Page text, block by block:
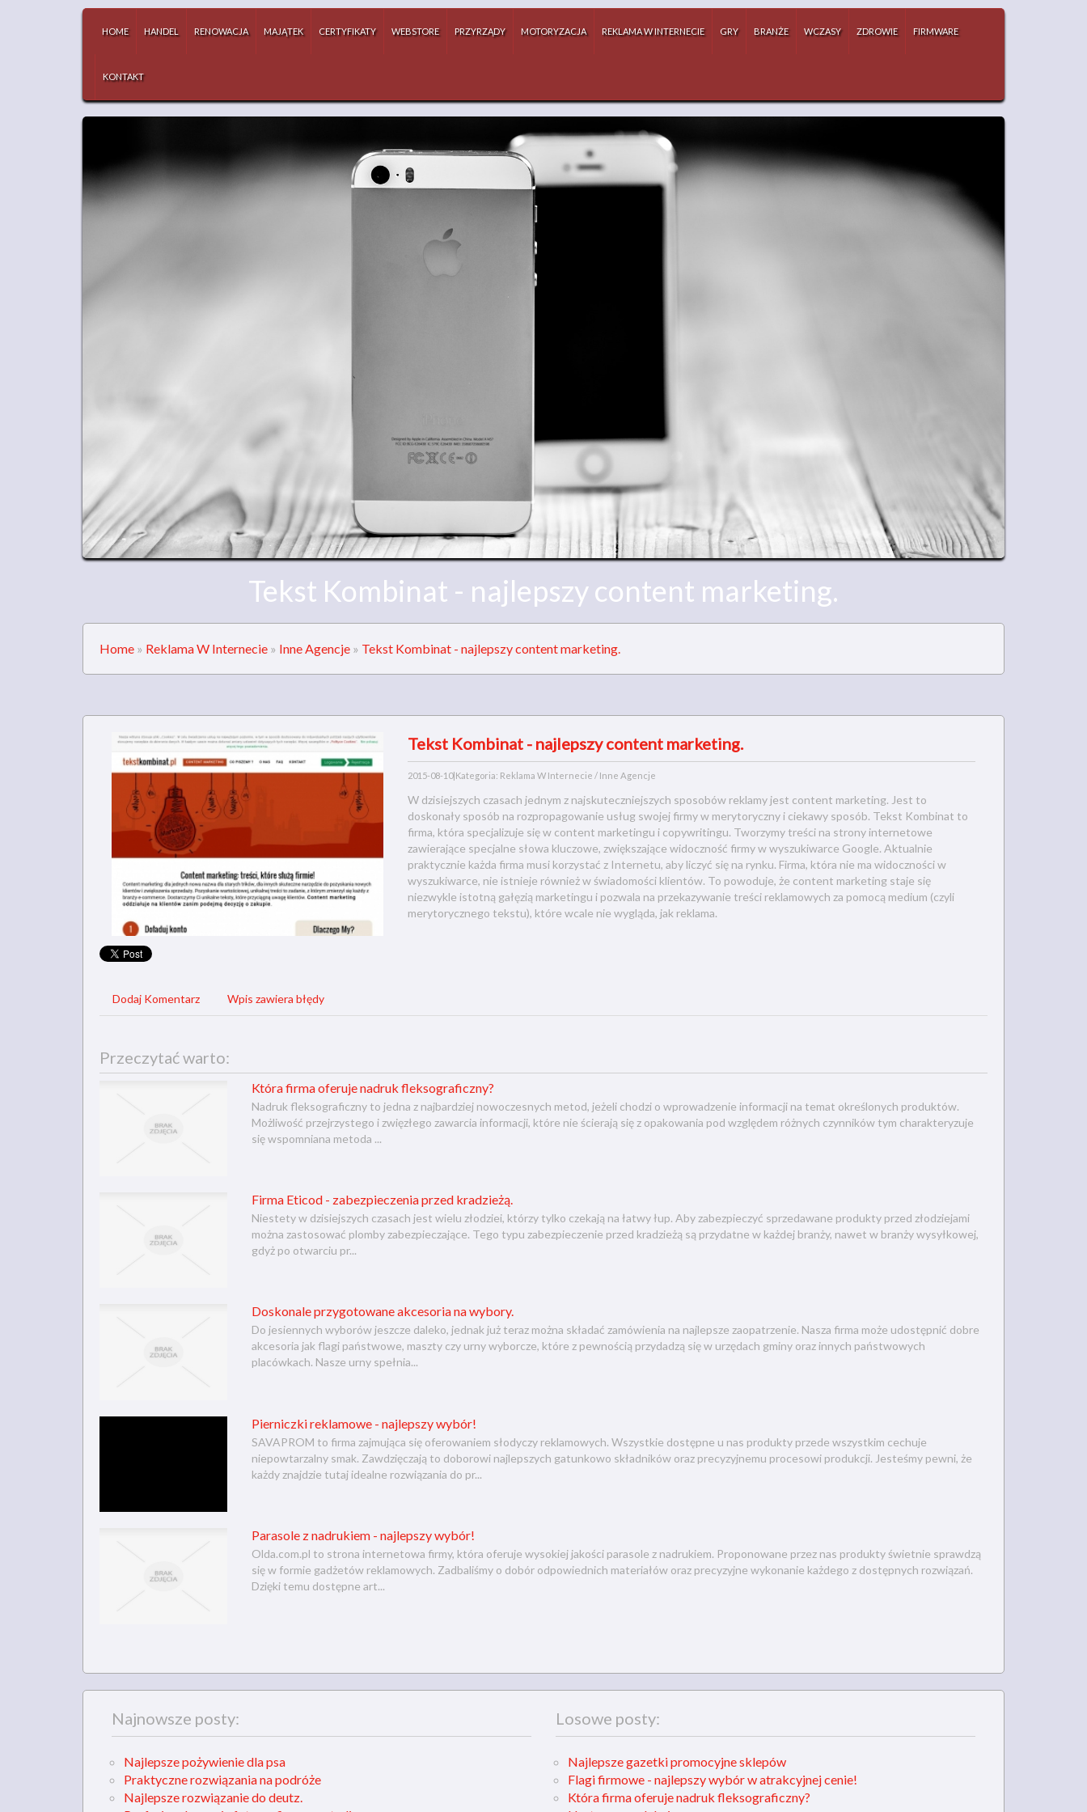
HOME HANDEL RENOWACJA MAJĄTEK CERTYFIKATY WEBSTORE PRZYRZĄDY MOTORYZACJA REKLAMA W INTERNECIE GRY BRANŻE WCZASY ZDROWIE FIRMWARE
KONTAKT
Tekst Kombinat - najlepszy content marketing.
Home » Reklama W Internecie » Inne Agencje » Tekst Kombinat - najlepszy content marketing.
Tekst Kombinat - najlepszy content marketing.
2015-08-10|Kategoria: Reklama W Internecie / Inne Agencje
W dzisiejszych czasach jednym z najskuteczniejszych sposobów reklamy jest content marketing. Jest to
doskonały sposób na rozpropagowanie usług swojej firmy w merytoryczny i ciekawy sposób. Tekst Kombinat to
firma, która specjalizuje się w content marketingu i copywritingu. Tworzymy treści na strony internetowe
zawierające specjalne słowa kluczowe, zwiększające widoczność firmy w wyszukiwarce Google. Aktualnie
praktycznie każda firma musi korzystać z Internetu, aby liczyć się na rynku. Firma, która nie ma widoczności w
wyszukiwarce, nie istnieje również w świadomości klientów. To powoduje, że content marketing staje się
niezwykle istotną gałęzią marketingu i pozwala na przekazywanie treści reklamowych za pomocą medium (czyli
merytorycznego tekstu), które wcale nie wygląda, jak reklama.
Dodaj Komentarz Wpis zawiera błędy
Przeczytać warto:
Która firma oferuje nadruk fleksograficzny?
Nadruk fleksograficzny to jedna z najbardziej nowoczesnych metod, jeżeli chodzi o wprowadzenie informacji na temat określonych produktów.
Możliwość przejrzystego i zwięzłego zawarcia informacji, które nie ścierają się z opakowania pod względem różnych czynników tym charakteryzuje
się wspomniana metoda ...
Firma Eticod - zabezpieczenia przed kradzieżą.
Niestety w dzisiejszych czasach jest wielu złodziei, którzy tylko czekają na łatwy łup. Aby zabezpieczyć sprzedawane produkty przed złodziejami
można zastosować plomby zabezpieczające. Tego typu zabezpieczenie przed kradzieżą są przydatne w każdej branży, nawet w branży wysyłkowej,
gdyż po otwarciu pr...
Doskonale przygotowane akcesoria na wybory.
Do jesiennych wyborów jeszcze daleko, jednak już teraz można składać zamówienia na najlepsze zaopatrzenie. Nasza firma może udostępnić dobre
akcesoria jak flagi państwowe, maszty czy urny wyborcze, które z pewnością przydadzą się w urzędach gminy oraz innych państwowych
placówkach. Nasze urny spełnia...
Pierniczki reklamowe - najlepszy wybór!
SAVAPROM to firma zajmująca się oferowaniem słodyczy reklamowych. Wszystkie dostępne u nas produkty przede wszystkim cechuje
niepowtarzalny smak. Zawdzięczają to doborowi najlepszych gatunkowo składników oraz precyzyjnemu procesowi produkcji. Jesteśmy pewni, że
każdy znajdzie tutaj idealne rozwiązania do pr...
Parasole z nadrukiem - najlepszy wybór!
Olda.com.pl to strona internetowa firmy, która oferuje wysokiej jakości parasole z nadrukiem. Proponowane przez nas produkty świetnie sprawdzą
się w formie gadżetów reklamowych. Zadbaliśmy o dobór odpowiednich materiałów oraz precyzyjne wykonanie każdego z dostępnych rozwiązań.
Dzięki temu dostępne art...
Najnowsze posty:
Najlepsze pożywienie dla psa
Praktyczne rozwiązania na podróże
Najlepsze rozwiązanie do deutz.
Losowe posty:
Najlepsze gazetki promocyjne sklepów
Flagi firmowe - najlepszy wybór w atrakcyjnej cenie!
Która firma oferuje nadruk fleksograficzny?